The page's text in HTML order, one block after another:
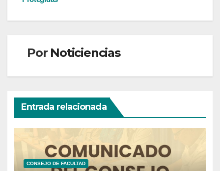
Por Noticiencias
Entrada relacionada
CONSEJO DE FACULTAD